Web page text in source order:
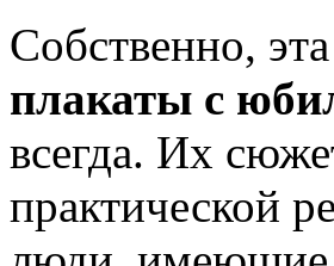
Собственно,
плакаты с
всегда. Их
практической